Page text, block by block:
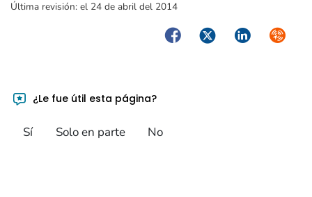
Última revisión: el 24 de abril del 2014
FacebookTwitterLinkedIn
¿Le fue útil esta página?
Sí Solo en parte No